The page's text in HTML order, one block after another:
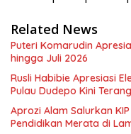
Related News
Puteri Komarudin
hingga Juli 2026
Rusli Habibie Apresiasi
Pulau Dudepo Kini Terang
Aprozi Alam Salurkan
Pendidikan Merata di